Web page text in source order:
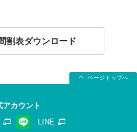
割表ダウンロード
ページトップへ
アカウント
LINE